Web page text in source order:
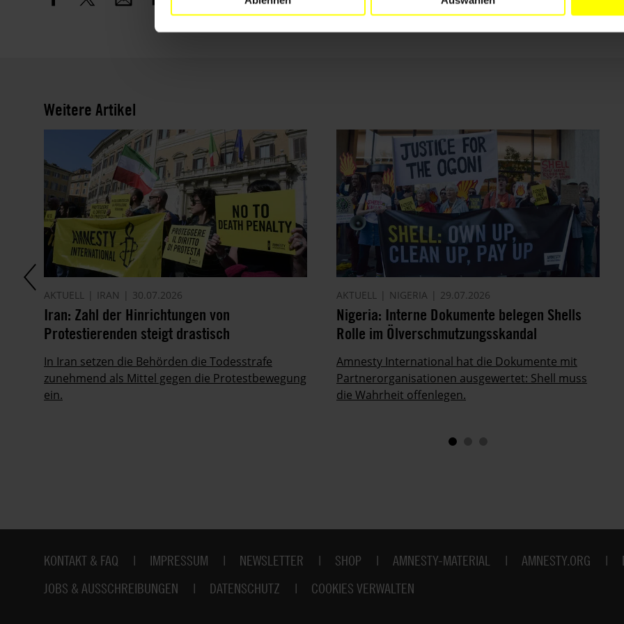
Weitere Artikel
AKTUELL IRAN 30.07.2026
Iran: Zahl der Hinrichtungen von
Protestierenden steigt drastisch
In Iran setzen die Behörden die Todesstrafe
zunehmend als Mittel gegen die Protestbewegung
ein.
AKTUELL NIGERIA 29.07.2026
Nigeria: Interne Dokumente belegen Shells
Rolle im Ölverschmutzungsskandal
Amnesty International hat die Dokumente mit
Partnerorganisationen ausgewertet: Shell muss
die Wahrheit offenlegen.
Fußbereich
KONTAKT & FAQ IMPRESSUM NEWSLETTER SHOP AMNESTY-MATERIAL AMNESTY.ORG
JOBS & AUSSCHREIBUNGEN
DATENSCHUTZ COOKIES VERWALTEN